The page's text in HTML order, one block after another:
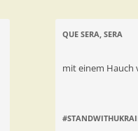
QUE SERA, SERA
mit einem Hauch